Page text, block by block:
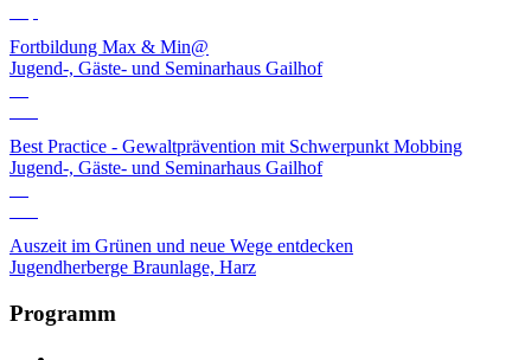
Fortbildung Max & Min@
Jugend-, Gäste- und Seminarhaus Gailhof
Best Practice - Gewaltprävention mit Schwerpunkt Mobbing
Jugend-, Gäste- und Seminarhaus Gailhof
Auszeit im Grünen und neue Wege entdecken
Jugendherberge Braunlage, Harz
Programm